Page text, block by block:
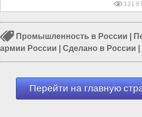
121
Промышленность в России
армии России
Сделано в России
Курганмашзавод|СВО|Военная
Перейти на главную